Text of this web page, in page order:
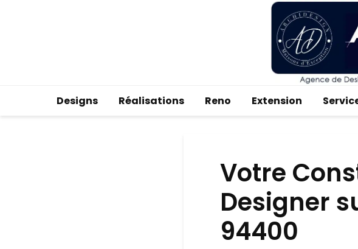
Designs Réalisations Reno Extension
Votre
Designer
94400